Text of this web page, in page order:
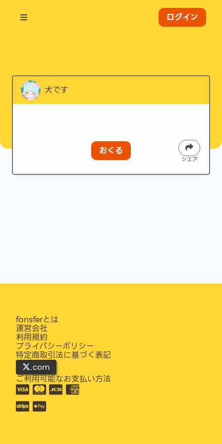
ログイン
犬です
おくる
シェア
fansferとは
運営会社
利用規約
プライバシーポリシー
特定商取引法に基づく表記
.com
ご利用可能なお支払い方法